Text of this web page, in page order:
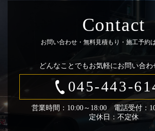
Contact
お問い合わせ・無料見積もり・施工予約
どんなことでもお気軽にお問い合わ
045-443-
営業時間：10:00～18:00 電話受付：
定休日：不定休